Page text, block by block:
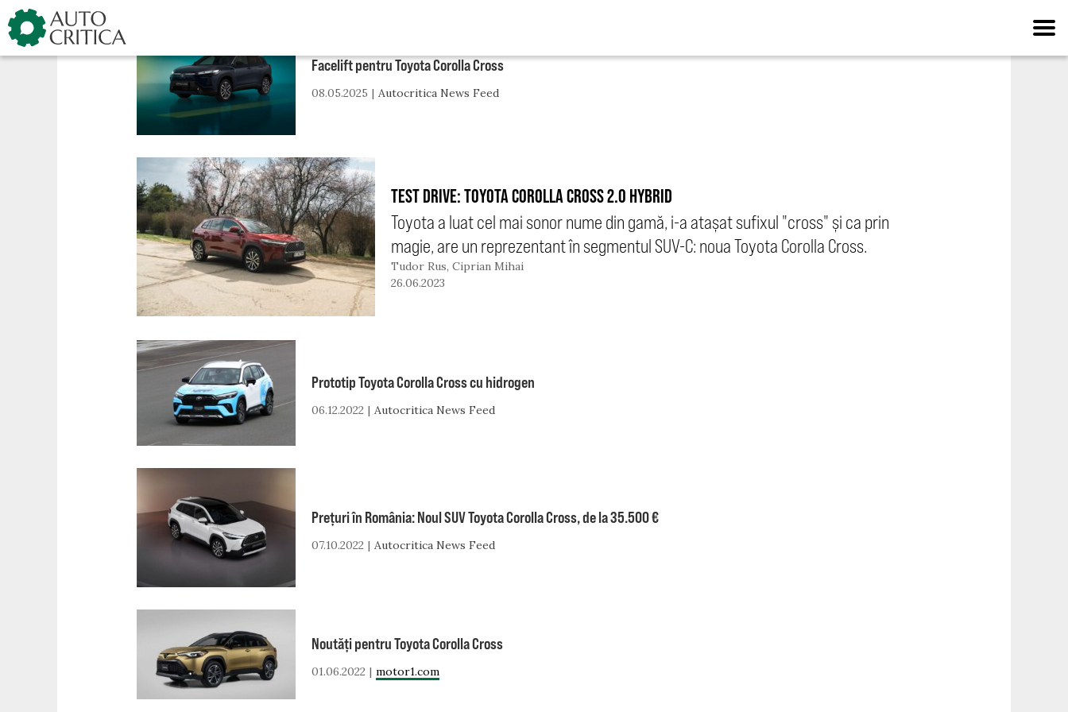
Skip
to
content
Facelift pentru Toyota Corolla Cross
08.05.2025 Autocritica News Feed
TEST DRIVE: TOYOTA COROLLA CROSS 2.0 HYBRID
Toyota a luat cel mai sonor nume din gamă, i-a atașat sufixul "cross" și ca prin
magie, are un reprezentant în segmentul SUV-C: noua Toyota Corolla Cross.
Tudor Rus, Ciprian Mihai
26.06.2023
Prototip Toyota Corolla Cross cu hidrogen
06.12.2022 Autocritica News Feed
Prețuri în România: Noul SUV Toyota Corolla Cross, de la 35.500 €
07.10.2022 Autocritica News Feed
Noutăți pentru Toyota Corolla Cross
01.06.2022 motor1.com